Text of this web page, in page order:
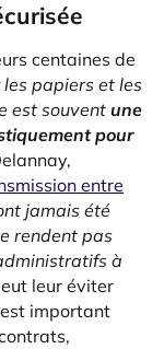
centaines de
les papiers et les
est souvent une
pour
entre
jamais été
rendent pas
à
leur éviter
important